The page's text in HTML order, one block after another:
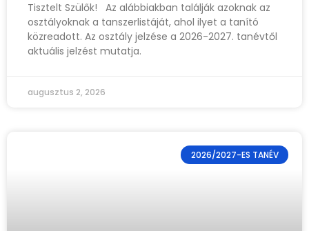
Tisztelt Szülők! Az alábbiakban találják azoknak az
osztályoknak a tanszerlistáját, ahol ilyet a tanító
közreadott. Az osztály jelzése a 2026-2027. tanévtől
aktuális jelzést mutatja.
augusztus 2, 2026
2026/2027-ES TANÉV